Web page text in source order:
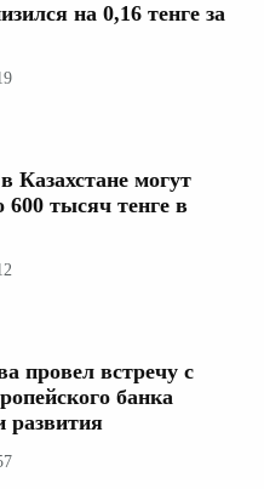
на 0,16 тенге за
Казахстане могут
600 тысяч тенге в
провел встречу с
банка
развития